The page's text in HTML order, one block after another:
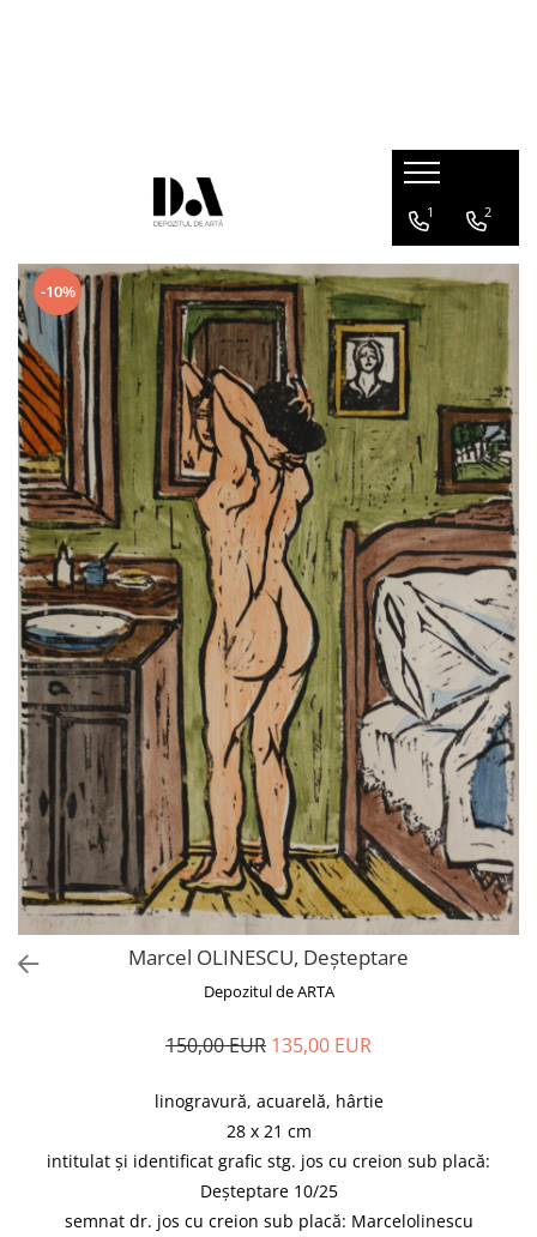
HEIM András (1946-2020)
1 2
-10%
Marcel OLINESCU, Deșteptare
Depozitul de ARTA
150,00 EUR 135,00 EUR
linogravură, acuarelă, hârtie
28 x 21 cm
intitulat și identificat grafic stg. jos cu creion sub placă:
Deșteptare 10/25
semnat dr. jos cu creion sub placă: Marcelolinescu